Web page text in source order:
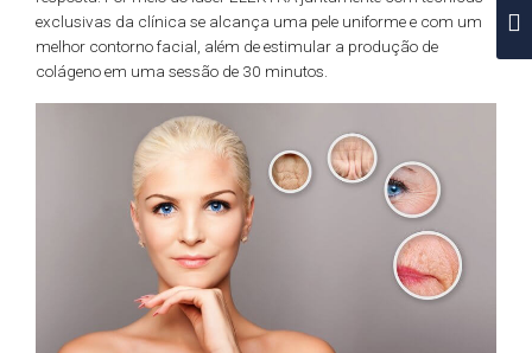
exclusivas da clínica se alcança uma pele uniforme e com um
melhor contorno facial, além de estimular a produção de
colágeno em uma sessão de 30 minutos.